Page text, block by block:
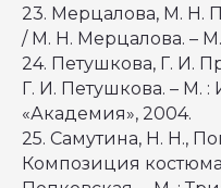
23. Мерцалова, М. Н.
/ М. Н. Мерцалова. –
24. Петушкова, Г. И.
Г. И. Петушкова. – М.
«Академия», 2004.
25. Самутина, Н. Н.,
Композиция
ЭКОСИСТЕМА
Основная категория